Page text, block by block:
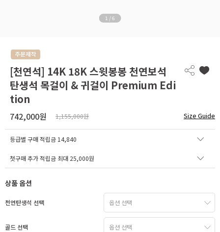
1 /6
[천연석] 14K 18K 스윗봉봉 천연보석
탄생석 목걸이 & 귀걸이 Premium Edi
tion
742,000원 1,155,000원 Size Guide
등급별 구매 적립금 14,840
첫구매 추가 적립금 최대 25,000원
상품 옵션
천연탄생석 선택
골드 선택